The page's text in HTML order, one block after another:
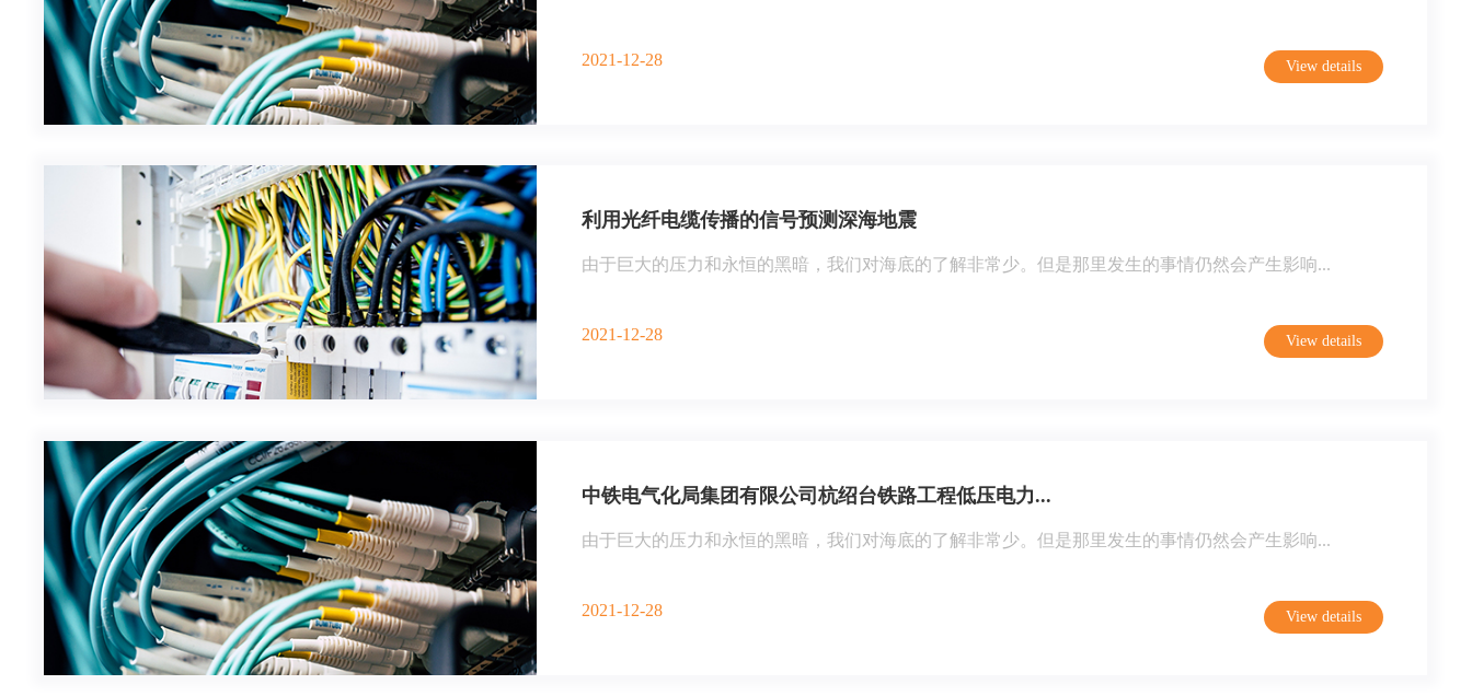
View details
2021-12-28
利用光纤电缆传播的信号预测深海地震
由于巨大的压力和永恒的黑暗，我们对海底的了解非常少。但是那里发生的事情仍然会产生影响...
View details
2021-12-28
中铁电气化局集团有限公司杭绍台铁路工程低压电力...
由于巨大的压力和永恒的黑暗，我们对海底的了解非常少。但是那里发生的事情仍然会产生影响...
View details
2021-12-28